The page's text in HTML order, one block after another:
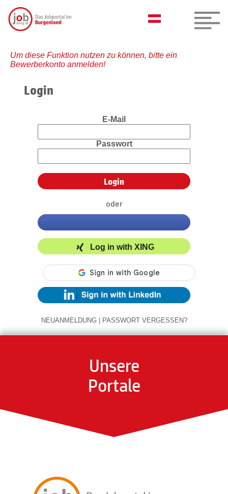
Um diese Funktion nutzen zu können, bitte ein
Bewerberkonto anmelden!
Login
E-Mail
Passwort
oder
Log in with XING
NEUANMELDUNG | PASSWORT VERGESSEN?
Unsere
Portale